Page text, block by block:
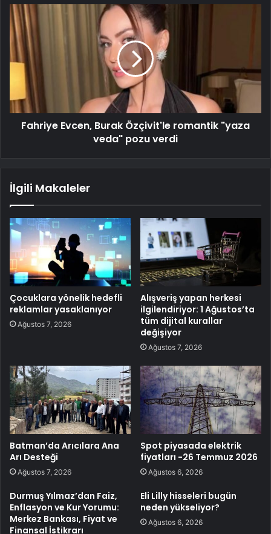
Fahriye Evcen, Burak Özçivit'le romantik "yaza
veda" pozu verdi
İlgili Makaleler
Çocuklara yönelik hedefli
reklamlar yasaklanıyor
Ağustos 7, 2026
Alışveriş yapan herkesi
ilgilendiriyor: 1 Ağustos’ta
tüm dijital kurallar
değişiyor
Ağustos 7, 2026
Batman’da Arıcılara Ana
Arı Desteği
Ağustos 7, 2026
Spot piyasada elektrik
fiyatları -26 Temmuz 2026
Ağustos 6, 2026
Durmuş Yılmaz’dan Faiz,
Enflasyon ve Kur Yorumu:
Merkez Bankası, Fiyat ve
Finansal İstikrarı
Eli Lilly hisseleri bugün
neden yükseliyor?
Ağustos 6, 2026